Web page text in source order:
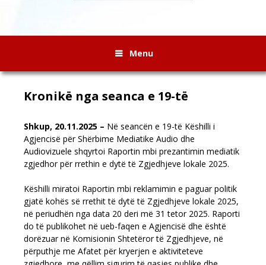
Menu
Kronikë nga seanca e 19-të
Shkup, 20.11.2025 – Në seancën e 19-të Këshilli i
Agjencisë për Shërbime Mediatike Audio dhe
Audiovizuele shqyrtoi Raportin mbi prezantimin mediatik
zgjedhor për rrethin e dytë të Zgjedhjeve lokale 2025.
Këshilli miratoi Raportin mbi reklamimin e paguar politik
gjatë kohës së rrethit të dytë të Zgjedhjeve lokale 2025,
në periudhën nga data 20 deri më 31 tetor 2025. Raporti
do të publikohet në ueb-faqen e Agjencisë dhe është
dorëzuar në Komisionin Shtetëror të Zgjedhjeve, në
përputhje me Afatet për kryerjen e aktiviteteve